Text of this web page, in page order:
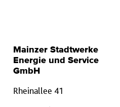
Mainzer Stadtwerke
Energie und Service
GmbH
Rheinallee 41